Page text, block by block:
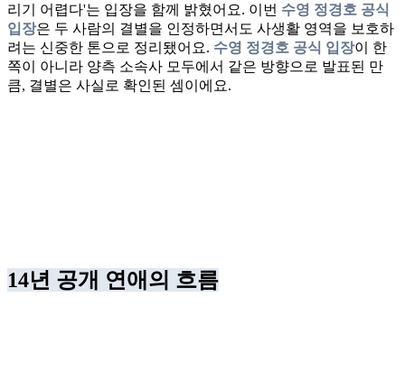
리기 어렵다'는 입장을 함께 밝혔어요. 이번 수영 정경호 공식
입장은 두 사람의 결별을 인정하면서도 사생활 영역을 보호하
려는 신중한 톤으로 정리됐어요. 수영 정경호 공식 입장이 한
쪽이 아니라 양측 소속사 모두에서 같은 방향으로 발표된 만
큼, 결별은 사실로 확인된 셈이에요.
14년 공개 연애의 흐름